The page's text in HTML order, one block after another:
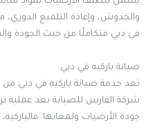
والخدوش، وإعادة التلميع
في دبي متكاملًا من حيث الجودة
صيانة باركيه في دبي
تعد خدمة صيانة باركيه في دبي من
شركة الفارس للصيانة بعد عملية
جودة الأرضيات ولمعانها.